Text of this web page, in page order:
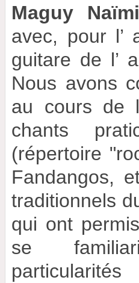
Maguy Naïmi
avec, pour l’
guitare de l’
Nous avons
au cours de
chants
(répertoire
Fandangos,
traditionnels
qui ont
se